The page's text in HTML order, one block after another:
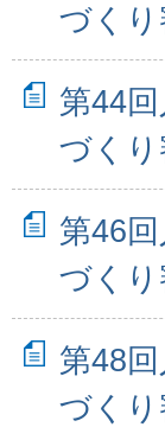
づく
第44
づく
第46
づく
第48
づく